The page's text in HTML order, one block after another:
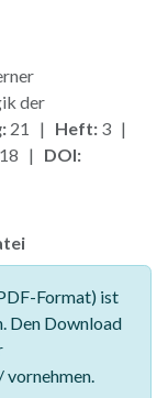
der
21 | Heft: 3 |
| DOI:
Format) ist
Den Download